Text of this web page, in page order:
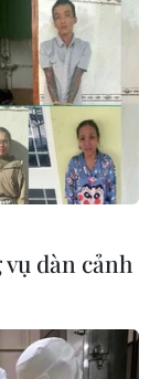
dàn cảnh